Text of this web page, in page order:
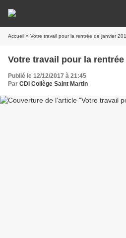
Accueil » Votre travail pour la rentrée de janvier
Votre travail pour la
Publié le 12/12/2017 à 21:45
Par CDI Collège Saint Martin